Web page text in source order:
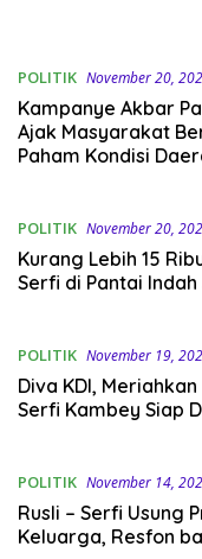
POLITIK November 20,
Kampanye Akbar
Ajak Masyarakat
Paham Kondisi
POLITIK November 20,
Kurang Lebih 15
Serfi di Pantai Indah
POLITIK November 19,
Diva KDI,
Serfi Kambey Siap
POLITIK November 14,
Rusli – Serfi Usung
Keluarga, Resfon